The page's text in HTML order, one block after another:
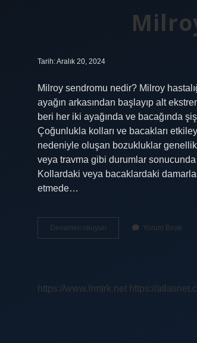
Tarih: Aralık 20, 2024
Milroy sendromu nedir? Milroy
ayağın arkasından başlayıp alt
beri her iki ayağında ve bacağında
Çoğunlukla kolları ve bacakları
nedeniyle oluşan bozukluklar
veya travma gibi durumlar sonucunda
Kollardaki veya bacaklardaki
etmede…
Devamını okuyun
Hastalığı
Yorum Bırak
https://www.frmtrk.net https://